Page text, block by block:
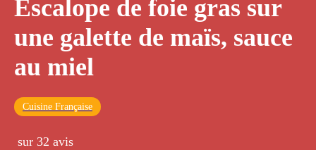
Escalope de foie gras sur
une galette de maïs, sauce
au miel
Cuisine Française
sur 32 avis